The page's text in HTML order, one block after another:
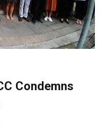
Condemns